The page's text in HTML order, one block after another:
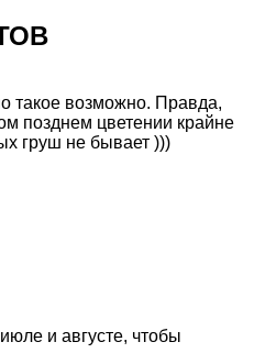
такое возможно. Правда,
позднем цветении крайне
груш не бывает )))
и августе, чтобы